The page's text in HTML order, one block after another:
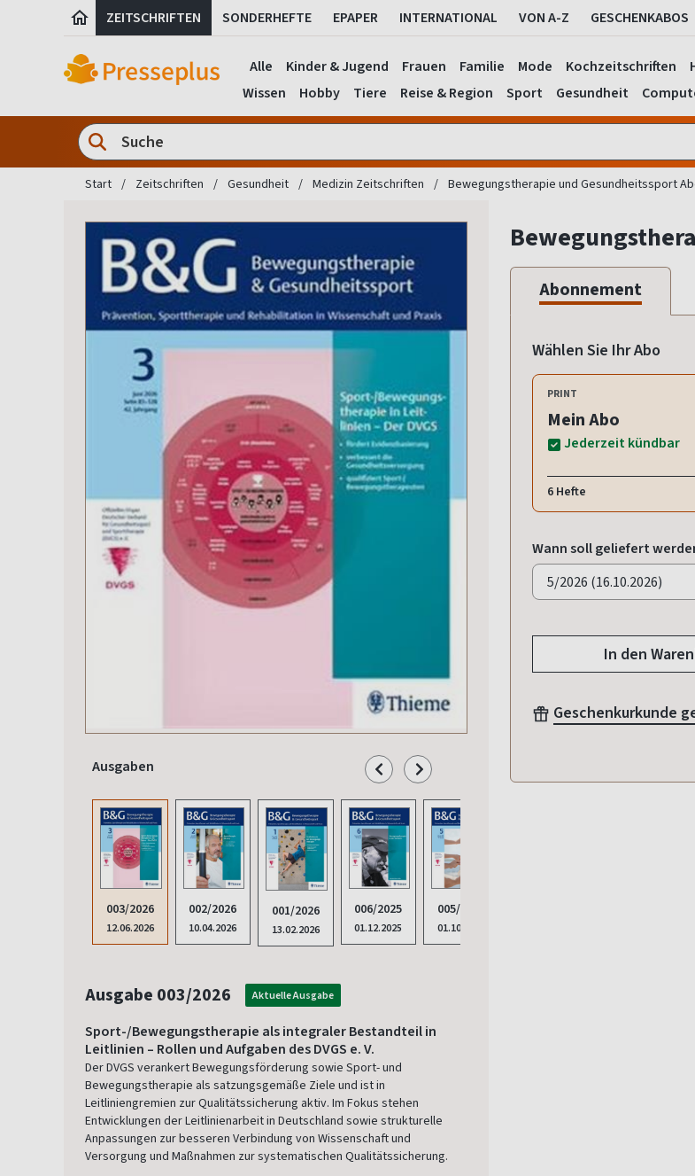
ZEITSCHRIFTEN SONDERHEFTE EPAPER INTERNATIONAL VON A-Z GESCHENKABOS
Alle Kinder & Jugend Frauen Familie Mode Kochzeitschriften
Wissen
Hobby Tiere Reise & Region Sport Gesundheit
Start Zeitschriften Gesundheit Medizin Zeitschriften Bewegungstherapie und Gesundheitssport
Ausgaben
003/2026
12.06.2026
002/2026
10.04.2026
001/2026
13.02.2026
006/2025
01.12.2025
005/2025
01.10.2025
Ausgabe 003/2026 Aktuelle Ausgabe
Sport-/Bewegungstherapie als integraler Bestandteil in
Leitlinien – Rollen und Aufgaben des DVGS e. V.
Der DVGS verankert Bewegungsförderung sowie Sport- und
Bewegungstherapie als satzungsgemäße Ziele und ist in
Leitliniengremien zur Qualitätssicherung aktiv. Im Fokus stehen
Entwicklungen der Leitlinienarbeit in Deutschland sowie strukturelle
Anpassungen zur besseren Verbindung von Wissenschaft und
Versorgung und Maßnahmen zur systematischen Qualitätssicherung.
Abonnement
Wählen Sie Ihr Abo
PRINT
Mein Abo
Jederzeit kündbar
6 Hefte
Wann soll geliefert
In den
Geschenkurkunde